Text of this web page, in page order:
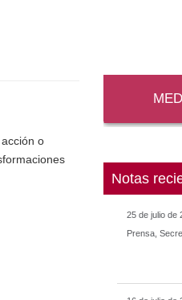
o
Notas
25 de julio de
Prensa,